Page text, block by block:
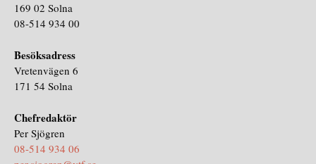
169 02 Solna
08-514 934 00
Besöksadress
Vretenvägen 6
171 54 Solna
Chefredaktör
Per Sjögren
08-514 934 06